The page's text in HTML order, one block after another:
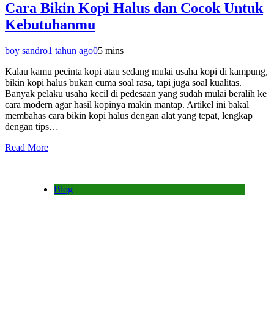
Cara Bikin Kopi Halus dan Cocok Untuk
Kebutuhanmu
boy sandro1 tahun ago05 mins
Kalau kamu pecinta kopi atau sedang mulai usaha kopi di kampung,
bikin kopi halus bukan cuma soal rasa, tapi juga soal kualitas.
Banyak pelaku usaha kecil di pedesaan yang sudah mulai beralih ke
cara modern agar hasil kopinya makin mantap. Artikel ini bakal
membahas cara bikin kopi halus dengan alat yang tepat, lengkap
dengan tips…
Read More
Blog